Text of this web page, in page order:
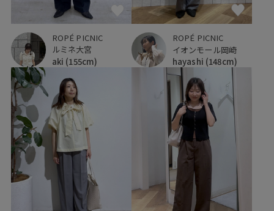
ROPÉ PICNIC
ルミネ大宮
aki (155cm)
ROPÉ PICNIC
イオンモール岡崎
hayashi (148cm)